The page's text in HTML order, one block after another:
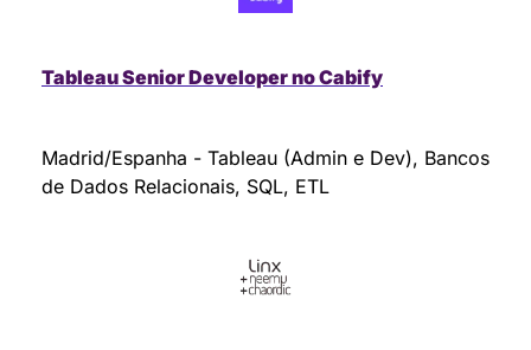
Tableau Senior Developer no Cabify
Madrid/Espanha - Tableau (Admin e Dev), Bancos
de Dados Relacionais, SQL, ETL